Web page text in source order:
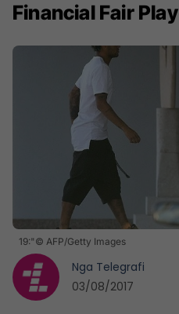
Financial Fair Play
19:"© AFP/Getty Images
Nga Telegrafi
03/08/2017